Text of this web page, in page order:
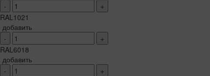
-
+
RAL1021
добавить
-
+
RAL6018
добавить
-
+